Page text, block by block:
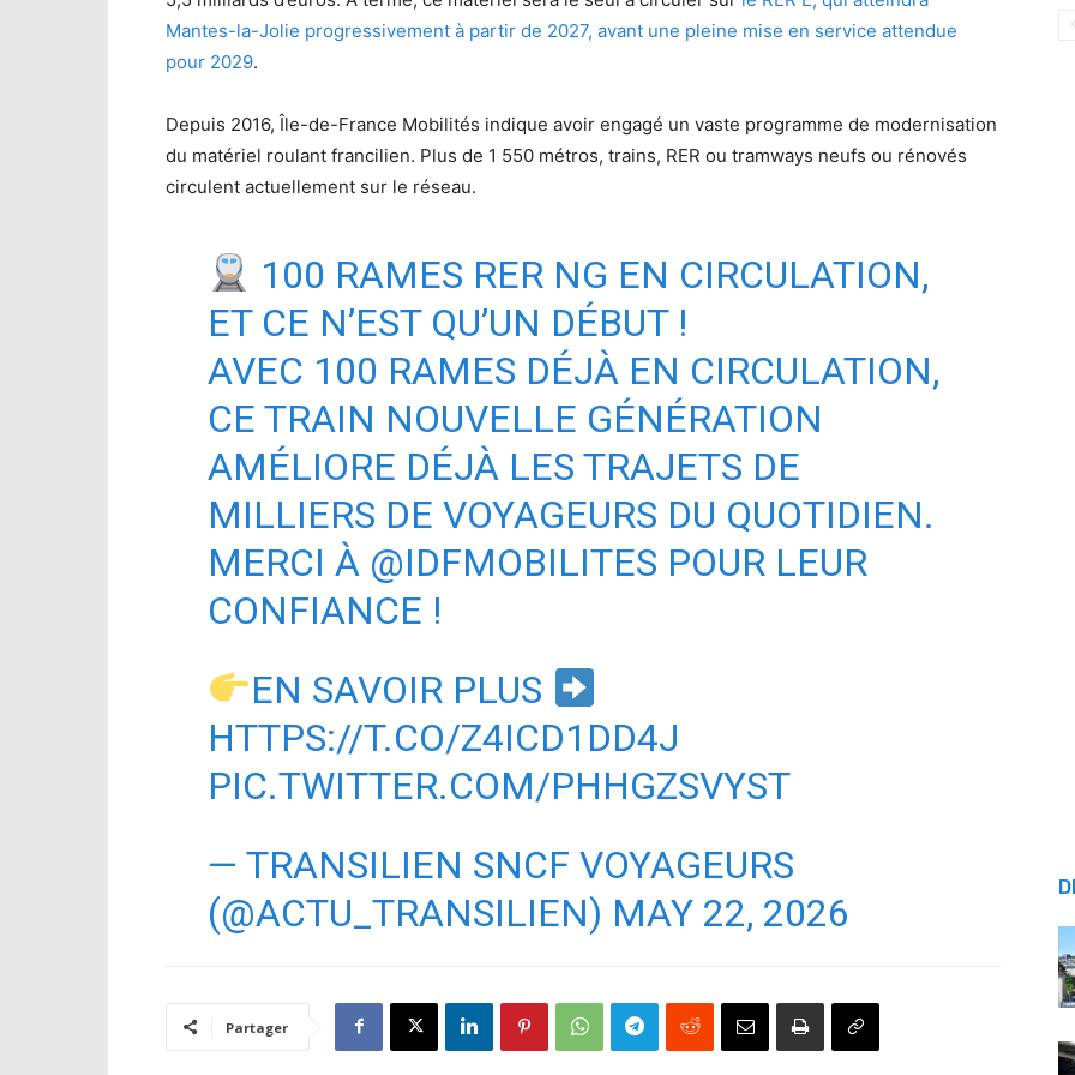
Mantes-la-Jolie progressivement à partir de 2027, avant une pleine mise en service attendue
pour 2029.
Depuis 2016, Île-de-France Mobilités indique avoir engagé un vaste programme de modernisation
du matériel roulant francilien. Plus de 1 550 métros, trains, RER ou tramways neufs ou rénovés
circulent actuellement sur le réseau.
100 RAMES RER NG EN CIRCULATION,
ET CE N’EST QU’UN DÉBUT !
AVEC 100 RAMES DÉJÀ EN CIRCULATION,
CE TRAIN NOUVELLE GÉNÉRATION
AMÉLIORE DÉJÀ LES TRAJETS DE
MILLIERS DE VOYAGEURS DU QUOTIDIEN.
MERCI À @IDFMOBILITES POUR LEUR
CONFIANCE !
EN SAVOIR PLUS
HTTPS://T.CO/Z4ICD1DD4J
PIC.TWITTER.COM/PHHGZSVYST
— TRANSILIEN SNCF VOYAGEURS
(@ACTU_TRANSILIEN) MAY 22, 2026
Partager